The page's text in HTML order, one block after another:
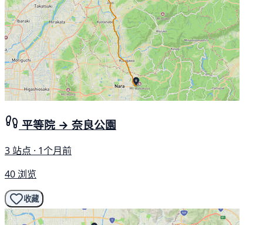
平等院 → 奈良公園
3 站点 · 1个月前
40 浏览
收藏